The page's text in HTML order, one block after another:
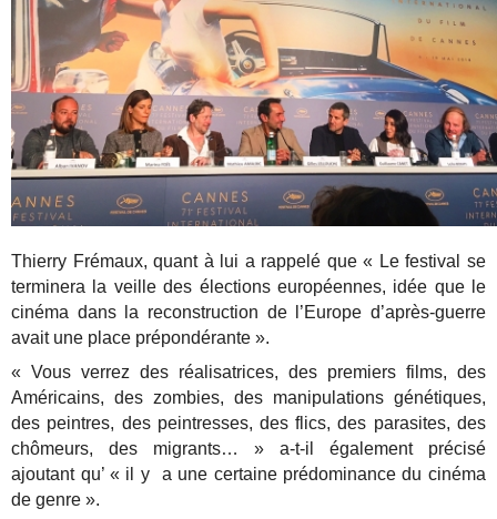
Thierry Frémaux, quant à lui a rappelé que « Le festival se
terminera la veille des élections européennes, idée que le
cinéma dans la reconstruction de l’Europe d’après-guerre
avait une place prépondérante ».
« Vous verrez des réalisatrices, des premiers films, des
Américains, des zombies, des manipulations génétiques,
des peintres, des peintresses, des flics, des parasites, des
chômeurs, des migrants… » a-t-il également précisé
ajoutant qu’ « il y a une certaine prédominance du cinéma
de genre ».